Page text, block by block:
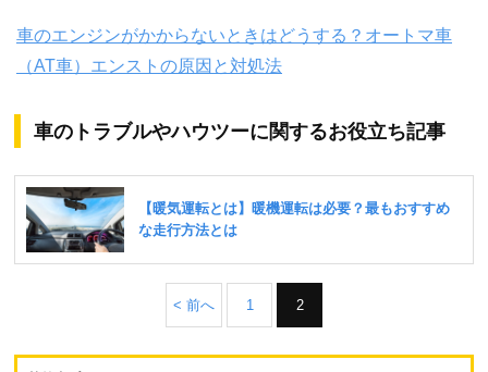
車のエンジンがかからないときはどうする？オートマ車
（AT車）エンストの原因と対処法
車のトラブルやハウツーに関するお役立ち記事
< 前へ 1 2